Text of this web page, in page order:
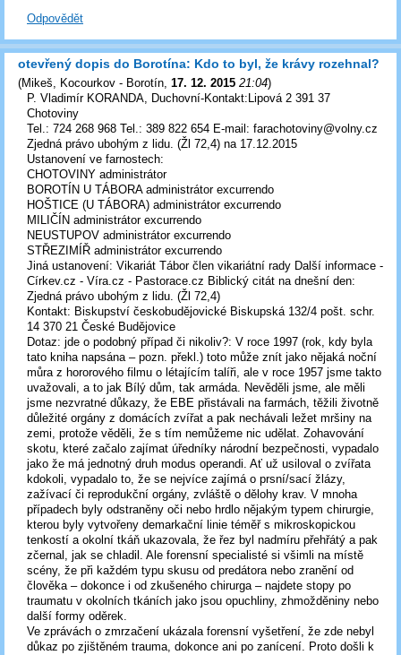
Odpovědět
otevřený dopis do Borotína: Kdo to byl, že krávy rozehnal?
(Mikeš, Kocourkov - Borotín, 17. 12. 2015 21:04)
P. Vladimír KORANDA, Duchovní-Kontakt:Lipová 2 391 37
Chotoviny
Tel.: 724 268 968 Tel.: 389 822 654 E-mail: farachotoviny@volny.cz
Zjedná právo ubohým z lidu. (Žl 72,4) na 17.12.2015
Ustanovení ve farnostech:
CHOTOVINY administrátor
BOROTÍN U TÁBORA administrátor excurrendo
HOŠTICE (U TÁBORA) administrátor excurrendo
MILIČÍN administrátor excurrendo
NEUSTUPOV administrátor excurrendo
STŘEZIMÍŘ administrátor excurrendo
Jiná ustanovení: Vikariát Tábor člen vikariátní rady Další informace -
Církev.cz - Víra.cz - Pastorace.cz Biblický citát na dnešní den:
Zjedná právo ubohým z lidu. (Žl 72,4)
Kontakt: Biskupství českobudějovické Biskupská 132/4 pošt. schr.
14 370 21 České Budějovice
Dotaz: jde o podobný případ či nikoliv?: V roce 1997 (rok, kdy byla
tato kniha napsána – pozn. překl.) toto může znít jako nějaká noční
můra z hororového filmu o létajícím talíři, ale v roce 1957 jsme takto
uvažovali, a to jak Bílý dům, tak armáda. Nevěděli jsme, ale měli
jsme nezvratné důkazy, že EBE přistávali na farmách, těžili životně
důležité orgány z domácích zvířat a pak nechávali ležet mršiny na
zemi, protože věděli, že s tím nemůžeme nic udělat. Zohavování
skotu, které začalo zajímat úředníky národní bezpečnosti, vypadalo
jako že má jednotný druh modus operandi. Ať už usiloval o zvířata
kdokoli, vypadalo to, že se nejvíce zajímá o prsní/sací žlázy,
zažívací či reprodukční orgány, zvláště o dělohy krav. V mnoha
případech byly odstraněny oči nebo hrdlo nějakým typem chirurgie,
kterou byly vytvořeny demarkační linie téměř s mikroskopickou
tenkostí a okolní tkáň ukazovala, že řez byl nadmíru přehřátý a pak
zčernal, jak se chladil. Ale forensní specialisté si všimli na místě
scény, že při každém typu skusu od predátora nebo zranění od
člověka – dokonce i od zkušeného chirurga – najdete stopy po
traumatu v okolních tkáních jako jsou opuchliny, zhmožděniny nebo
další formy oděrek.
Ve zprávách o zmrzačení ukázala forensní vyšetření, že zde nebyl
důkaz po zjištěném trauma, dokonce ani po zanícení. Proto došli k